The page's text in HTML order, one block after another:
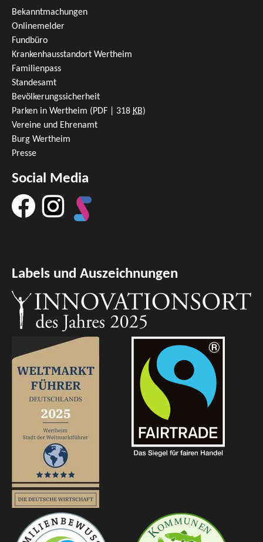
Bekanntmachungen
Onlinemelder
Fundbüro
Krankenhausstandort Wertheim
Familienpass
Standesamt
Bevölkerungssicherheit
Parken in Wertheim (PDF | 318 KB)
Vereine und Ehrenamt
Burg Wertheim
Presse
Social Media
Labels und Auszeichnungen